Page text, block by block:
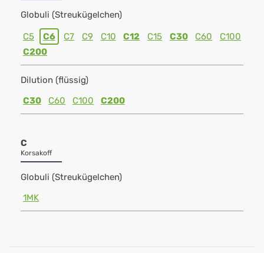
Globuli (Streukügelchen)
C5 C6 C7 C9 C10 C12 C15 C30 C60
C100
C200
Dilution (flüssig)
C30
C60 C100 C200
C
Korsakoff
Globuli (Streukügelchen)
1MK